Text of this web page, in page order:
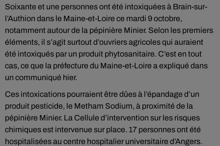
Soixante et une personnes ont été intoxiquées à Brain-sur-
l’Authion dans le Maine-et-Loire ce mardi 9 octobre,
notamment autour de la pépinière Minier. Selon les premiers
éléments, il s’agit surtout d’ouvriers agricoles qui auraient
été intoxiqués par un produit phytosanitaire. C’est en tout
cas, ce que la préfecture du Maine-et-Loire a expliqué dans
un communiqué hier.
Ces intoxications pourraient être dûes à l’épandage d’un
produit pesticide, le Metham Sodium, à proximité de la
pépinière Minier. La Cellule d’intervention sur les risques
chimiques est intervenue sur place. 17 personnes ont été
hospitalisées au centre hospitalier universitaire d’Angers.